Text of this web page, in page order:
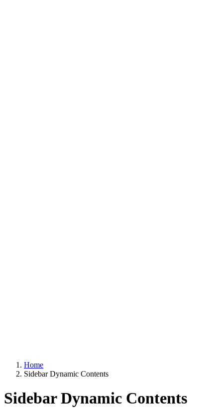
Home
Sidebar Dynamic Contents
Sidebar Dynamic Contents